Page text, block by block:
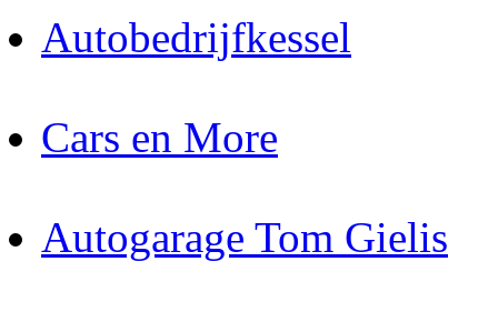
Autobedrijfkessel
Cars en More
Autogarage Tom Gielis